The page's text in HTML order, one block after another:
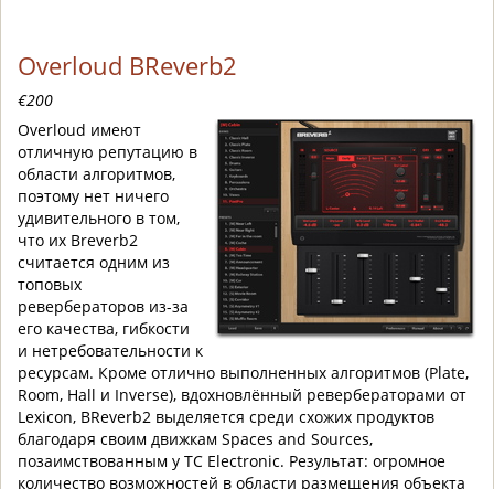
Overloud BReverb2
€200
Overloud имеют
отличную репутацию в
области алгоритмов,
поэтому нет ничего
удивительного в том,
что их Breverb2
считается одним из
топовых
ревербераторов из-за
его качества, гибкости
и нетребовательности к
ресурсам. Кроме отлично выполненных алгоритмов (Plate,
Room, Hall и Inverse), вдохновлённый ревербераторами от
Lexicon, BReverb2 выделяется среди схожих продуктов
благодаря своим движкам Spaces and Sources,
позаимствованным у TC Electronic. Результат: огромное
количество возможностей в области размещения объекта